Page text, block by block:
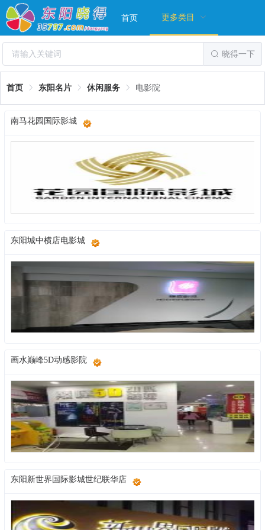
首页 更多类目
晓得一下
首页 东阳名片 休闲服务 电影院
南马花园国际影城
东阳城中横店电影城
画水巅峰5D动感影院
东阳新世界国际影城世纪联华店